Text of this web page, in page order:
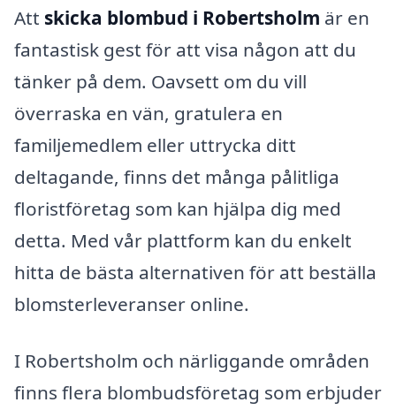
Att skicka blombud i Robertsholm är en
fantastisk gest för att visa någon att du
tänker på dem. Oavsett om du vill
överraska en vän, gratulera en
familjemedlem eller uttrycka ditt
deltagande, finns det många pålitliga
floristföretag som kan hjälpa dig med
detta. Med vår plattform kan du enkelt
hitta de bästa alternativen för att beställa
blomsterleveranser online.
I Robertsholm och närliggande områden
finns flera blombudsföretag som erbjuder